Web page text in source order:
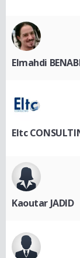
Elmahdi
Eltc
Kaoutar JADID